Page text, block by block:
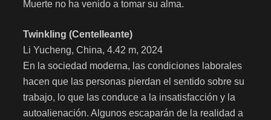
Muerte no ha venido a tomar su alma.
Twinkling (Centelleante)
Li Yucheng, China, 4.42 m, 2024
En la sociedad moderna, las condiciones laborales
hacen que las personas pierdan el sentido sobre su
trabajo, lo que las conduce a la insatisfacción y la
autoalienación. Algunos escaparán de la realidad a